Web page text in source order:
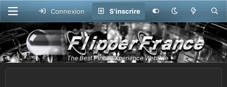
Connexion S'inscrire